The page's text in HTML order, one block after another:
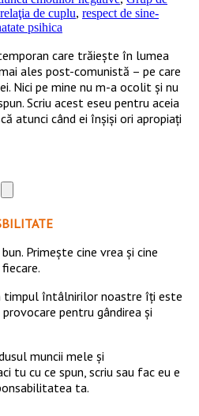
relaţia de cuplu, respect de sine-
psihica
care trăieşte în lumea
ales post-comunistă – pe care
Nici pe mine nu m-a ocolit şi nu
Scriu acest eseu pentru aceia
atunci când ei înşişi ori apropiaţi
Primeşte cine vrea şi cine
timpul întâlnirilor noastre îți este
pentru gândirea și
muncii mele și
tu cu ce spun, scriu sau fac eu e
ta.